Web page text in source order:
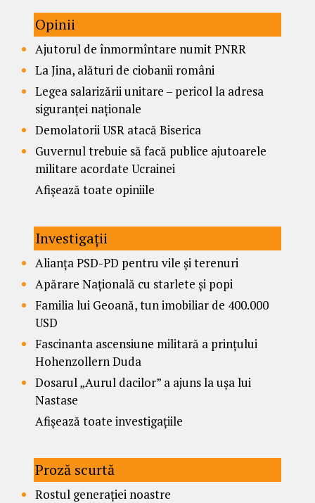
Opinii
Ajutorul de înmormîntare numit PNRR
La Jina, alături de ciobanii români
Legea salarizării unitare – pericol la adresa
siguranței naționale
Demolatorii USR atacă Biserica
Guvernul trebuie să facă publice ajutoarele
militare acordate Ucrainei
Afișează toate opiniile
Investigații
Alianța PSD-PD pentru vile și terenuri
Apărare Națională cu starlete și popi
Familia lui Geoană, tun imobiliar de 400.000
USD
Fascinanta ascensiune militară a prințului
Hohenzollern Duda
Dosarul „Aurul dacilor” a ajuns la ușa lui
Nastase
Afișează toate investigațiile
Proză scurtă
Rostul generației noastre